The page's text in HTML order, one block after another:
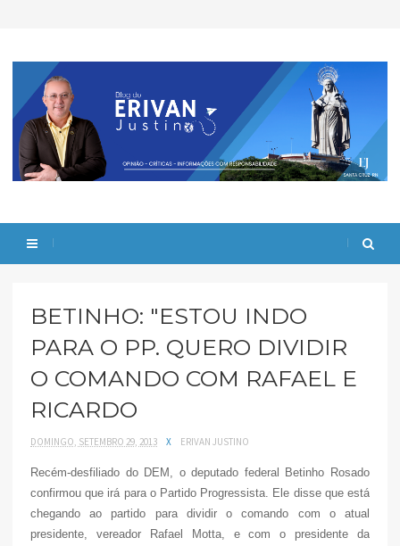
BETINHO: "ESTOU INDO
PARA O PP. QUERO DIVIDIR
O COMANDO COM RAFAEL E
RICARDO
DOMINGO, SETEMBRO 29, 2013 X ERIVAN JUSTINO
Recém-desfiliado do DEM, o deputado federal Betinho Rosado
confirmou que irá para o Partido Progressista. Ele disse que está
chegando ao partido para dividir o comando com o atual
presidente, vereador Rafael Motta, e com o presidente da